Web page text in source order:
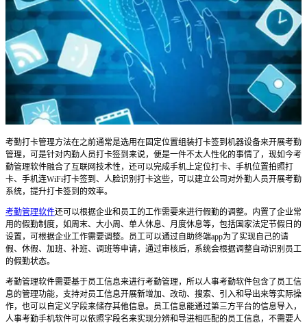
考勤打卡管理方法在之前通常是选用在固定位置组装打卡签到机器设备来开展考勤
管理，可是针对内勤人员打卡签到 来说， 便是一件不太人性化的事情了， 现如今考
勤管理软件融合了互联网技术性，还可以完成手机上定位打卡、手机位置拍照打
卡、手机连WiFi打卡签到、人脸识别打卡这些，可以建立公司对外勤人员开展考勤
系统， 提升打卡签到 的效率。
考勤管理软件还可以根据企业和员工的工作需要来进行假勤的调整。内置了企业常
用的假勤制度，如周末、大小周、单人休息、月度休息等，包括国家法定节假日的
设置，可根据企业工作需要调整。员工可以通过自助终端app为了实现自己的请
假、休假、加班、补班、调班等申请，通过审核后，系统会根据调整自动识别员工
的假勤状态。
考勤管理软件需要基于员工信息来进行考勤管理，所以人事考勤软件包含了员工信
息的管理功能，支持对员工信息开展新增加、改动、搜索、引入和导出来等实际操
作， 也可以自定义字段来储存其他信息。员工信息能通过第三方平台的信息导入，
人事考勤手机软件可以依照字段名来实现分辨和导进相匹配的员工信息，不需要人